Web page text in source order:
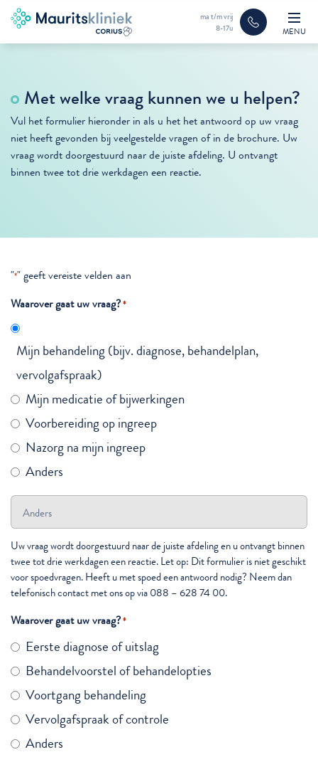
ma t/m vrij
8-17u
MENU
Met welke vraag kunnen we u helpen?
Vul het formulier hieronder in als u het het antwoord op uw vraag
niet heeft gevonden bij veelgestelde vragen of in de brochure. Uw
vraag wordt doorgestuurd naar de juiste afdeling. U ontvangt
binnen twee tot drie werkdagen een reactie.
"*" geeft vereiste velden aan
Waarover gaat uw vraag?*
Mijn behandeling (bijv. diagnose, behandelplan,
vervolgafspraak)
Mijn medicatie of bijwerkingen
Voorbereiding op ingreep
Nazorg na mijn ingreep
Anders
Uw vraag wordt doorgestuurd naar de juiste afdeling en u ontvangt binnen
twee tot drie werkdagen een reactie. Let op: Dit formulier is niet geschikt
voor spoedvragen. Heeft u met spoed een antwoord nodig? Neem dan
telefonisch contact met ons op via 088 – 628 74 00.
Waarover gaat uw vraag?*
Eerste diagnose of uitslag
Behandelvoorstel of behandelopties
Voortgang behandeling
Vervolgafspraak of controle
Anders